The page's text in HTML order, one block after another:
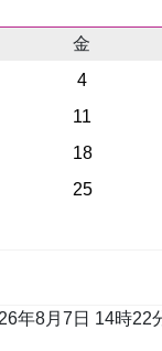
金
4
11
18
25
年8月7日 14時22